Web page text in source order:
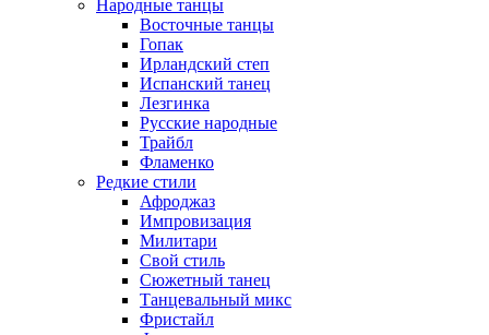
Народные танцы
Восточные танцы
Гопак
Ирландский степ
Испанский танец
Лезгинка
Русские народные
Трайбл
Фламенко
Редкие стили
Афроджаз
Импровизация
Милитари
Свой стиль
Сюжетный танец
Танцевальный микс
Фристайл